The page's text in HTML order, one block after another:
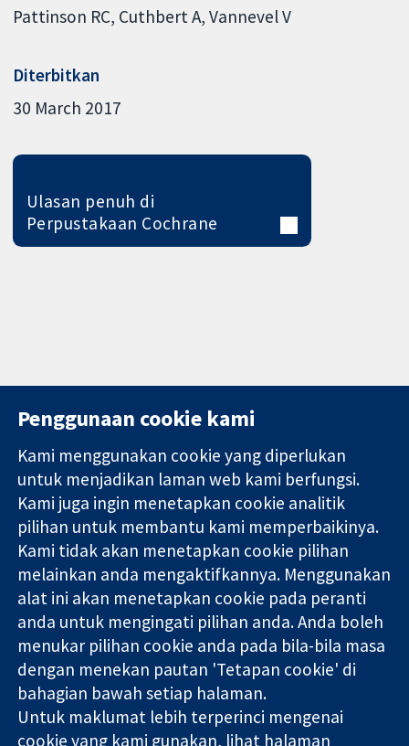
Pattinson RC Cuthbert A Vannevel V
Diterbitkan
30 March 2017
Ulasan penuh di
Perpustakaan Cochrane
Bukti yang
dipercayai.
keputusan
termaklum
Kesihatan yang
lebih baik
11-13 Cavendish
Square
London
W1G 0AN
United Kingdom
Hubungi kita
Berita
Pejabat
akhbar
Perihal Kami
Pekerjaan
Cochrane
Library
Kolaborasi Cochrane ialah sebuah badan amal (no. 1045921) dan
sebuah syarikat terhad oleh jaminan (no. 03044323) yang
berdaftar di England & Wales. Nombor pendaftaran VAT GB 718
2127 49.
Penggunaan cookie kami
Kami menggunakan cookie yang diperlukan
untuk menjadikan laman web kami berfungsi.
Kami juga ingin menetapkan cookie analitik
pilihan untuk membantu kami memperbaikinya.
Kami tidak akan menetapkan cookie pilihan
melainkan anda mengaktifkannya. Menggunakan
alat ini akan menetapkan cookie pada peranti
anda untuk mengingati pilihan anda. Anda boleh
menukar pilihan cookie anda pada bila-bila masa
dengan menekan pautan 'Tetapan cookie' di
bahagian bawah setiap halaman.
Untuk maklumat lebih terperinci mengenai
cookie yang kami gunakan, lihat halaman